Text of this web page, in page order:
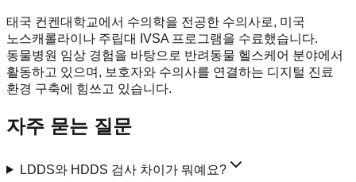
태국 컨켄대학교에서 수의학을 전공한 수의사로, 미국
노스캐롤라이나 주립대 IVSA 프로그램을 수료했습니다.
동물병원 임상 경험을 바탕으로 반려동물 헬스케어 분야에서
활동하고 있으며, 보호자와 수의사를 연결하는 디지털 진료
환경 구축에 힘쓰고 있습니다.
자주 묻는 질문
LDDS와 HDDS 검사 차이가 뭐예요?